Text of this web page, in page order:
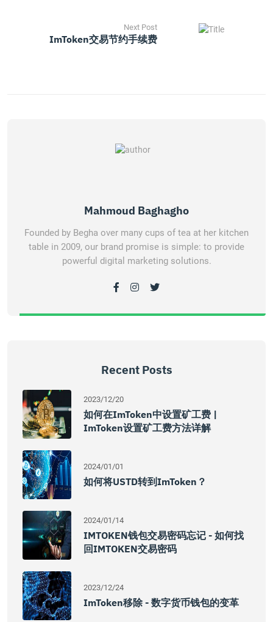
Next Post
ImToken交易节约手续费
Mahmoud Baghagho
Founded by Begha over many cups of tea at her kitchen
table in 2009, our brand promise is simple: to provide
powerful digital marketing solutions.
Recent Posts
2023/12/20
如何在imToken中设置矿工费 |
ImToken设置矿工费方法详解
2024/01/01
如何将USTD转到imToken？
2024/01/14
IMTOKEN钱包交易密码忘记 - 如何找
回iMTOKEN交易密码
2023/12/24
ImToken移除 - 数字货币钱包的变革